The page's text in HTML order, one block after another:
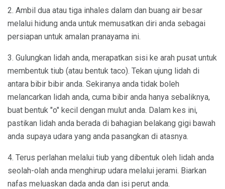
2. Ambil dua atau tiga inhales dalam dan buang air besar
melalui hidung anda untuk memusatkan diri anda sebagai
persiapan untuk amalan pranayama ini.
3. Gulungkan lidah anda, merapatkan sisi ke arah pusat untuk
membentuk tiub (atau bentuk taco). Tekan ujung lidah di
antara bibir bibir anda. Sekiranya anda tidak boleh
melancarkan lidah anda, cuma bibir anda hanya sebaliknya,
buat bentuk "o" kecil dengan mulut anda. Dalam kes ini,
pastikan lidah anda berada di bahagian belakang gigi bawah
anda supaya udara yang anda pasangkan di atasnya.
4. Terus perlahan melalui tiub yang dibentuk oleh lidah anda
seolah-olah anda menghirup udara melalui jerami. Biarkan
nafas meluaskan dada anda dan isi perut anda.